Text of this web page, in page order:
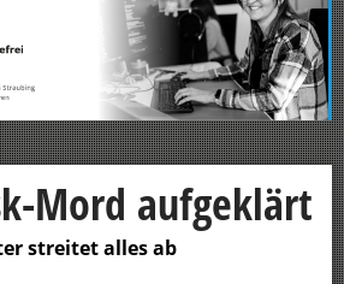
Mord aufgeklärt
streitet alles ab